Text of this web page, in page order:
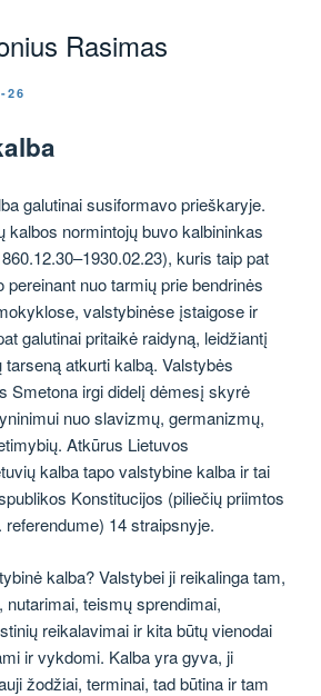
Rasimas
26
galutinai susiformavo prieškaryje.
kalbos normintojų buvo kalbininkas
kuris taip pat
pereinant nuo tarmių prie bendrinės
valstybinėse įstaigose ir
galutinai pritaikė raidyną, leidžiantį
atkurti kalbą. Valstybės
Smetona irgi didelį dėmesį skyrė
nuo slavizmų, germanizmų,
Atkūrus Lietuvos
kalba tapo valstybine kalba ir tai
Konstitucijos (piliečių priimtos
referendume) 14 straipsnyje.
kalba? Valstybei ji reikalinga tam,
teismų sprendimai,
reikalavimai ir kita būtų vienodai
ir vykdomi. Kalba yra gyva, ji
žodžiai, terminai, tad būtina ir tam